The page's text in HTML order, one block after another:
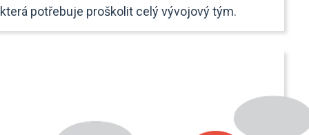
která potřebuje proškolit celý vývojový tým.